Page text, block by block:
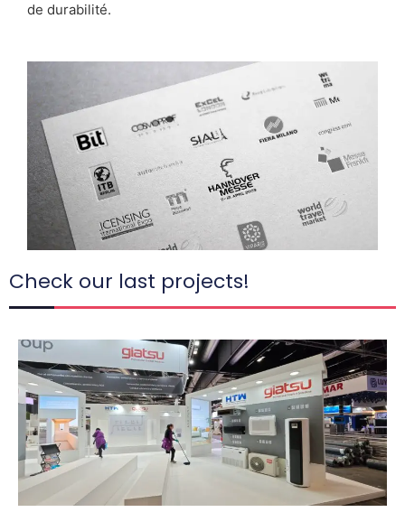
de durabilité.
Check our last projects!